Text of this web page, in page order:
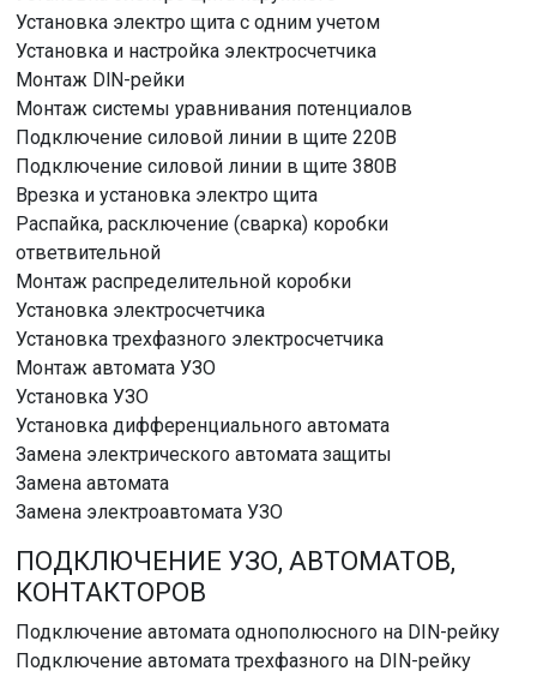
Установка электро щита с одним учетом
Установка и настройка электросчетчика
Монтаж DlN-рейки
Монтаж системы уравнивания потенциалов
Подключение силовой линии в щите 220В
Подключение силовой линии в щите 380В
Врезка и установка электро щита
Распайка, расключение (сварка) коробки
ответвительной
Монтаж распределительной коробки
Установка электросчетчика
Установка трехфазного электросчетчика
Монтаж автомата УЗО
Установка УЗО
Установка дифференциального автомата
Замена электрического автомата защиты
Замена автомата
Замена электроавтомата УЗО
ПОДКЛЮЧЕНИЕ УЗО, АВТОМАТОВ,
КОНТАКТОРОВ
Подключение автомата однополюсного на DIN-рейку
Подключение автомата трехфазного на DIN-рейку